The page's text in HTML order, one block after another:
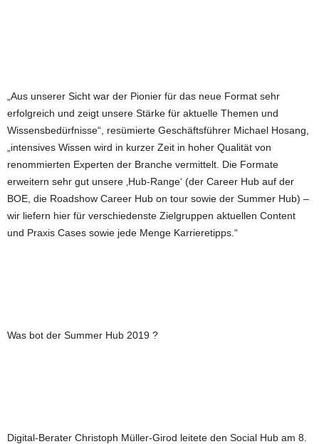
„Aus unserer Sicht war der Pionier für das neue Format sehr
erfolgreich und zeigt unsere Stärke für aktuelle Themen und
Wissensbedürfnisse“, resümierte Geschäftsführer Michael Hosang,
„intensives Wissen wird in kurzer Zeit in hoher Qualität von
renommierten Experten der Branche vermittelt. Die Formate
erweitern sehr gut unsere ‚Hub-Range‘ (der Career Hub auf der
BOE, die Roadshow Career Hub on tour sowie der Summer Hub) –
wir liefern hier für verschiedenste Zielgruppen aktuellen Content
und Praxis Cases sowie jede Menge Karrieretipps.“
Was bot der Summer Hub 2019 ?
Digital-Berater Christoph Müller-Girod leitete den Social Hub am 8.